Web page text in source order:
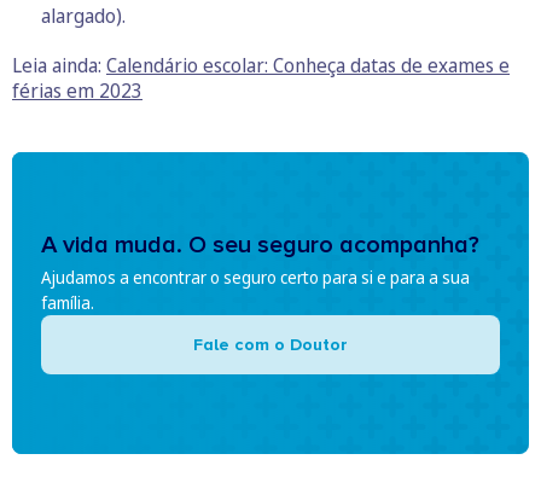
alargado).
Leia ainda: Calendário escolar: Conheça datas de exames e
férias em 2023
A vida muda. O seu seguro acompanha?
Ajudamos a encontrar o seguro certo para si e para a sua
família.
Fale com o Doutor